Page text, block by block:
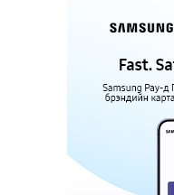
Нийслэлийн
2026-08-10 09:20
Хүүхдээ
14 цагийн өмнө
ТАНИЛЦ: